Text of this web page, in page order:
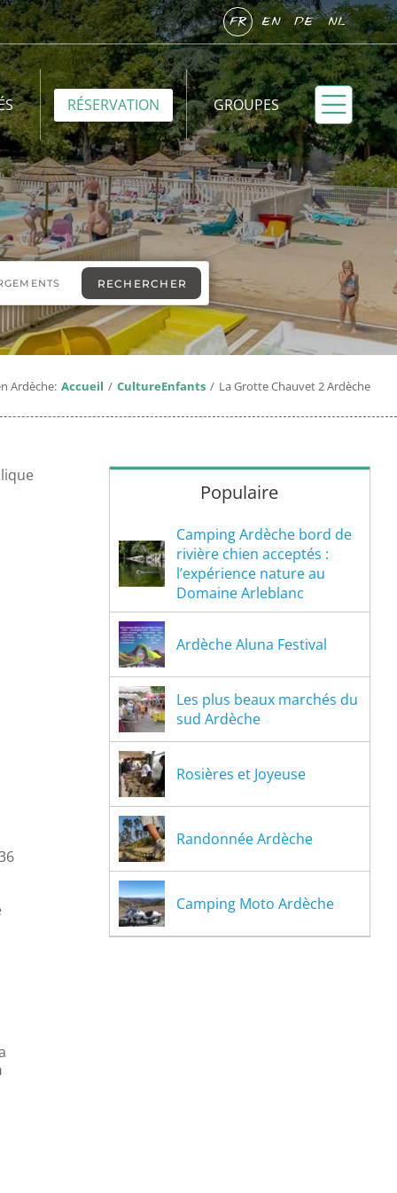
FR EN DE NL
RÉSERVATION GROUPES
Ardèche: Accueil CultureEnfants La Grotte Chauvet 2 Ardèche
Populaire
Camping Ardèche bord de
rivière chien acceptés :
l’expérience nature au
Domaine Arleblanc
Ardèche Aluna Festival
Les plus beaux marchés du
sud Ardèche
Rosières et Joyeuse
Randonnée Ardèche
Camping Moto Ardèche